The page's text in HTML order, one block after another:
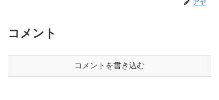
アヤ
コメント
コメントを書き込む